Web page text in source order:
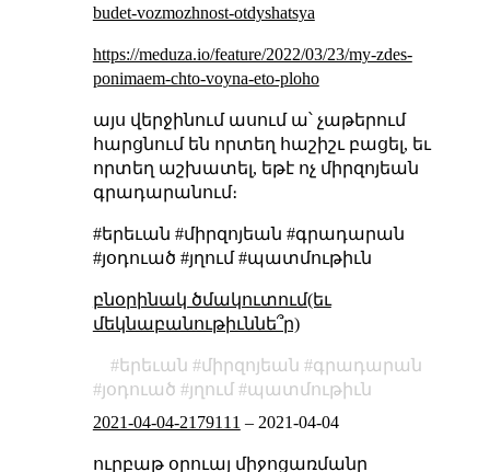
budet-vozmozhnost-otdyshatsya
https://meduza.io/feature/2022/03/23/my-zdes-
ponimaem-chto-voyna-eto-ploho
այս վերջինում ասում ա՝ չաթերում
հարցնում են որտեղ հաշիշւ բացել, եւ
որտեղ աշխատել, եթէ ոչ միրզոյեան
գրադարանում։
#երեւան #միրզոյեան #գրադարան
#յօդուած #յղում #պատմութիւն
բնօրինակ ծմակուտում(եւ
մեկնաբանութիւննե՞ր)
երեւան միրզոյեան
գրադարան
յօդուած
յղում
պատմութիւն
2021-04-04-2179111 – 2021-04-04
ուրբաթ օրուայ միջոցառմանը